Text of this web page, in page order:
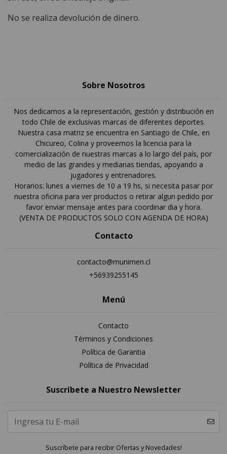
No se realiza devolución de dinero.
Sobre Nosotros
Nos dedicamos a la representación, gestión y distribución en
todo Chile de exclusivas marcas de diferentes deportes.
Nuestra casa matriz se encuentra en Santiago de Chile, en
Chicureo, Colina y proveemos la licencia para la
comercialización de nuestras marcas a lo largo del país, por
medio de las grandes y medianas tiendas, apoyando a
jugadores y entrenadores.
Horarios: lunes a viernes de 10 a 19 hs, si necesita pasar por
nuestra oficina para ver productos o retirar algun pedido por
favor enviar mensaje antes para coordinar dia y hora.
(VENTA DE PRODUCTOS SOLO CON AGENDA DE HORA)
Contacto
contacto@munimen.cl
+56939255145
Menú
Contacto
Términos y Condiciones
Política de Garantia
Política de Privacidad
Suscríbete a Nuestro Newsletter
Suscríbete para recibir Ofertas y Novedades!